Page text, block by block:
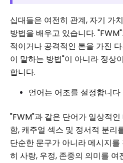
십대들은 여전히 ​​관계, 자기 가
방법을 배우고 있습니다.
적이거나 공격적인 톤을 가진
이 말하는 방법"이 아니라 정상
합니다.
언어는 어조를 설정합니다
"FWM"과 같은 단어가 일상적
함, 캐주얼 섹스 및 정서적 분리
단순한 문구가 아니라 메시지
히 사랑, 우정, 존중의 의미를